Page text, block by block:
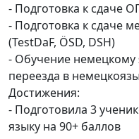
- Подготовка к сдаче
- Подготовка к сдаче
(TestDaF, ÖSD, DSH)
- Обучение немецкому
переезда в
Достижения:
- Подготовила 3
языку на 90+ баллов